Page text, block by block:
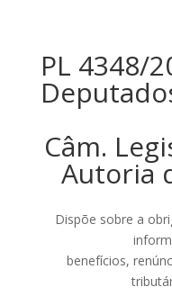
PL 4348/
Câm.
Autoria
Dispõe sobre a
benefícios,